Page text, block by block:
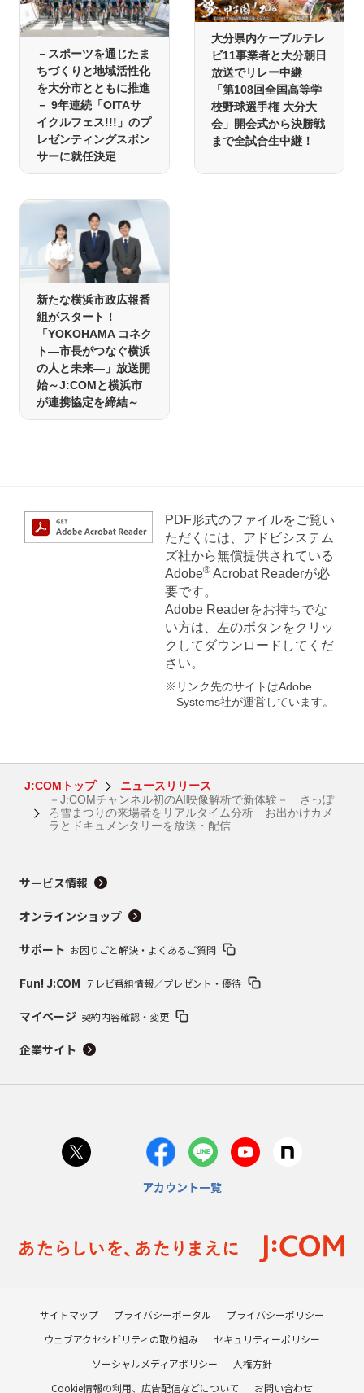
－スポーツを通じたま
ちづくりと地域活性化
を大分市とともに推進
－ 9年連続「OITAサ
イクルフェス!!!」のプ
レゼンティングスポン
サーに就任決定
大分県内ケーブルテレ
ビ11事業者と大分朝日
放送でリレー中継
「第108回全国高等学
校野球選手権 大分大
会」開会式から決勝戦
まで全試合生中継！
新たな横浜市政広報番
組がスタート！
「YOKOHAMA コネク
ト―市長がつなぐ横浜
の人と未来―」放送開
始～J:COMと横浜市
が連携協定を締結～
PDF形式のファイルをご覧い
ただくには、アドビシステム
ズ社から無償提供されている
Adobe®Acrobat Readerが必
要です。
Adobe Readerをお持ちでな
い方は、左のボタンをクリッ
クしてダウンロードしてくだ
さい。
※リンク先のサイトはAdobe
Systems社が運営しています。
J:COMトップ
ニュースリリース
－J:COMチャンネル初のAI映像解析で新体験－ さっぽ
ろ雪まつりの来場者をリアルタイム分析 お出かけカメ
ラとドキュメンタリーを放送・配信
サービス情報
オンラインショップ
サポート お困りごと解決・よくあるご質問
Fun! J:COM テレビ番組情報／プレゼント・優待
マイページ 契約内容確認・変更
企業サイト
アカウント一覧
サイトマップ プライバシーポータル
プライバシーポリシー
ウェブアクセシビリティの取り組み
セキュリティーポリシー
ソーシャルメディアポリシー
人権方針
Cookie情報の利用、広告配信などについて
お問い合わせ